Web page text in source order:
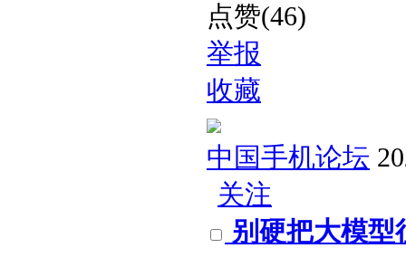
点赞(46)
举报
收藏
中国手机论坛
关注
别硬把大模型